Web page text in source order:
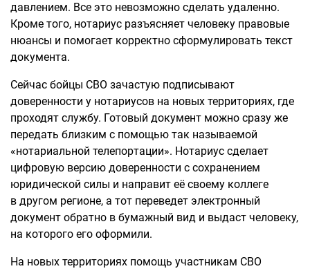
давлением. Все это невозможно сделать удаленно.
Кроме того, нотариус разъясняет человеку правовые
нюансы и помогает корректно сформулировать текст
документа.
Сейчас бойцы СВО зачастую подписывают
доверенности у нотариусов на новых территориях, где
проходят службу. Готовый документ можно сразу же
передать близким с помощью так называемой
«нотариальной телепортации». Нотариус сделает
цифровую версию доверенности с сохранением
юридической силы и направит её своему коллеге
в другом регионе, а тот переведет электронный
документ обратно в бумажный вид и выдаст человеку,
на которого его оформили.
На новых территориях помощь участникам СВО